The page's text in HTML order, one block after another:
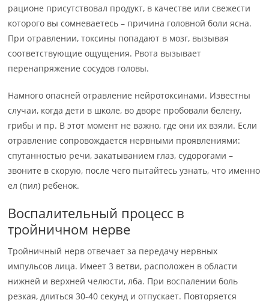
рационе присутствовал продукт, в качестве или свежести
которого вы сомневаетесь – причина головной боли ясна.
При отравлении, токсины попадают в мозг, вызывая
соответствующие ощущения. Рвота вызывает
перенапряжение сосудов головы.
Намного опасней отравление нейротоксинами. Известны
случаи, когда дети в школе, во дворе пробовали белену,
грибы и пр. В этот момент не важно, где они их взяли. Если
отравление сопровождается нервными проявлениями:
спутанностью речи, закатыванием глаз, судорогами –
звоните в скорую, после чего пытайтесь узнать, что именно
ел (пил) ребенок.
Воспалительный процесс в
тройничном нерве
Тройничный нерв отвечает за передачу нервных
импульсов лица. Имеет 3 ветви, расположен в области
нижней и верхней челюсти, лба. При воспалении боль
резкая, длиться 30-40 секунд и отпускает. Повторяется